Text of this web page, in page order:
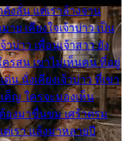
งลั่น แต่เราล้างจาน
ย เคียงใจเจ้าบ่าว เป็น
บ่าว เพื่อนเจ้าสาว ยัง
รสน เขาไม่เห็นคน ที่อยู่
น นั่งเคียงเจ้าบ่าว ที่เขา
เค็ญ ใครจะมองเห็น
องมาขื่นขม เศร้าตรม
เรา แล้งมาหลายปี